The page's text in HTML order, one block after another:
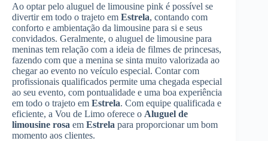
Ao optar pelo aluguel de limousine pink é possível se
divertir em todo o trajeto em Estrela, contando com
conforto e ambientação da limousine para si e seus
convidados. Geralmente, o aluguel de limousine para
meninas tem relação com a ideia de filmes de princesas,
fazendo com que a menina se sinta muito valorizada ao
chegar ao evento no veículo especial. Contar com
profissionais qualificados permite uma chegada especial
ao seu evento, com pontualidade e uma boa experiência
em todo o trajeto em Estrela. Com equipe qualificada e
eficiente, a Vou de Limo oferece o Aluguel de
limousine rosa em Estrela para proporcionar um bom
momento aos clientes.